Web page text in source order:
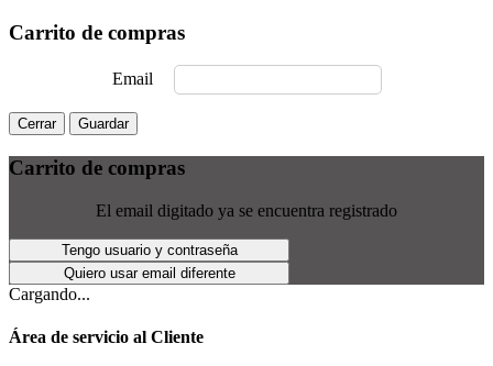
Carrito de compras
Email
Cerrar Guardar
Carrito de compras
El email digitado ya se encuentra registrado
Tengo usuario y contraseña
Quiero usar email diferente
Cargando...
Área de servicio al Cliente